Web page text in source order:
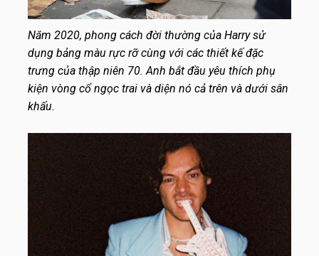
Năm 2020, phong cách đời thường của Harry sử
dụng bảng màu rực rỡ cùng với các thiết kế đặc
trưng của thập niên 70. Anh bắt đầu yêu thích phụ
kiện vòng cổ ngọc trai và diện nó cả trên và dưới sân
khấu.